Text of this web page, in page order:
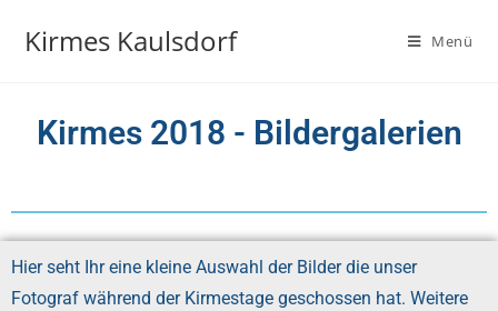
Kirmes Kaulsdorf Menü
Kirmes 2018 - Bildergalerien
Hier seht Ihr eine kleine Auswahl der Bilder die unser
Fotograf während der Kirmestage geschossen hat. Weitere